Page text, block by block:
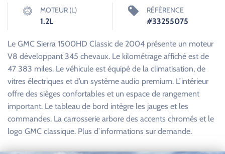
MOTEUR (L)
1.2L
RÉFÉRENCE
#33255075
Le GMC Sierra 1500HD Classic de 2004 présente un moteur
V8 développant 345 chevaux. Le kilométrage affiché est de
47 383 miles. Le véhicule est équipé de la climatisation, de
vitres électriques et d’un système audio premium. L’intérieur
offre des sièges confortables et un espace de rangement
important. Le tableau de bord intègre les jauges et les
commandes. La carrosserie arbore des accents chromés et le
logo GMC classique. Plus d’informations sur demande.